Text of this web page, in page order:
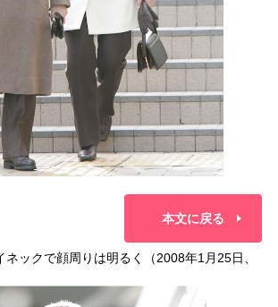
本文に戻る
ネックで顔周りは明るく（2008年1月25日、